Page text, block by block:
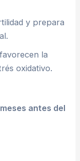
y prepara
la
oxidativo.
antes del